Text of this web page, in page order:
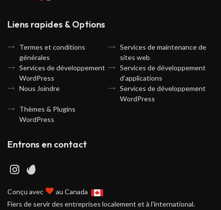
Liens rapides & Options
Termes et conditions
générales
Services de maintenance de
sites web
Services de développement
WordPress
Services de développement
d’applications
Nous Joindre
Services de développement
WordPress
Thèmes & Plugins
WordPress
Entrons en contact
Conçu avec ♥ au Canada
Fiers de servir des entreprises localement et à l'international.